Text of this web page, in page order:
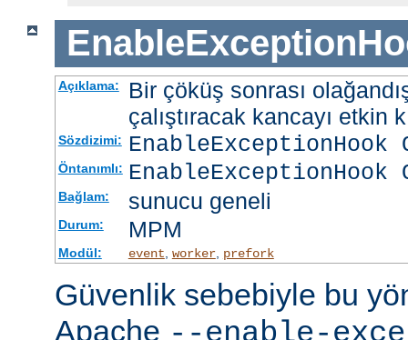
Açıklama:
Bir çöküş sonrası
çalıştıracak kancayı etkin
Sözdizimi: EnableExceptionHook
Öntanımlı: EnableExceptionHook
Bağlam: sunucu geneli
Durum: MPM
Modül: event worker, prefork
Güvenlik sebebiyle bu
Apache